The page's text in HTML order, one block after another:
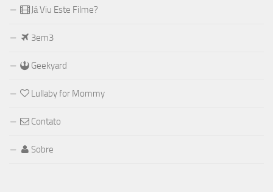
Já Viu Este Filme?
3em3
Geekyard
Lullaby for Mommy
Contato
Sobre